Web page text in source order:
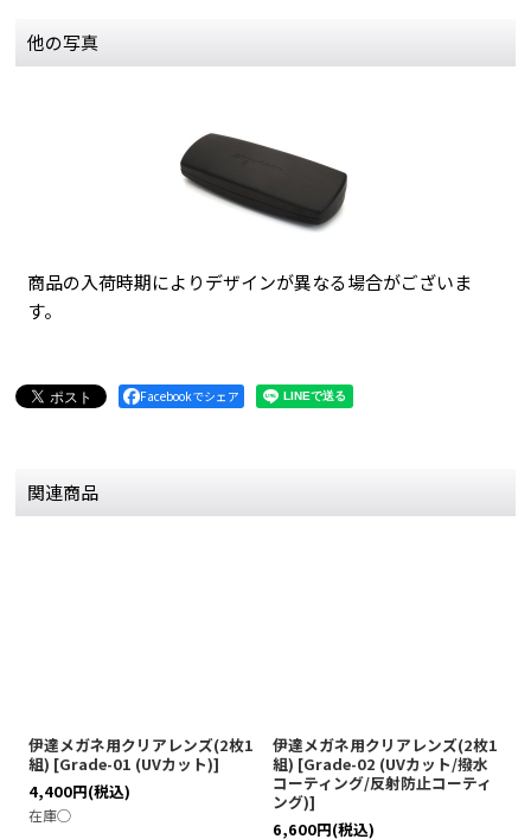
他の写真
商品の入荷時期によりデザインが異なる場合がございま
す。
Facebookでシェア
関連商品
伊達メガネ用クリアレンズ(2枚1
組) [Grade-01 (UVカット)]
4,400円(税込)
在庫◯
伊達メガネ用クリアレンズ(2枚1
組) [Grade-02 (UVカット/撥水
コーティング/反射防止コーティ
ング)]
6,600円(税込)